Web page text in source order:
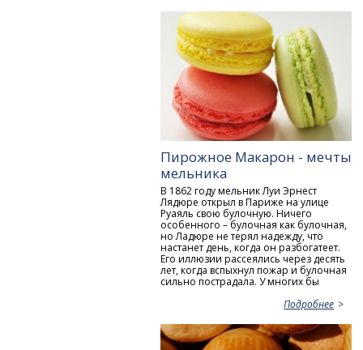
Пирожное Макарон - мечты
мельника
В 1862 году мельник Луи Эрнест
Лядюре открыл в Париже на улице
Руаяль свою булочную. Ничего
особенного – булочная как булочная,
но Ладюре не терял надежду, что
настанет день, когда он разбогатеет.
Его иллюзии рассеялись через десять
лет, когда вспыхнул пожар и булочная
сильно пострадала. У многих бы
Подробнее